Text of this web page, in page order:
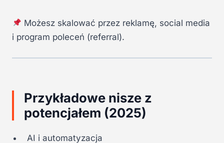
Możesz skalować przez reklamę, social media
i program poleceń (referral).
Przykładowe nisze z
potencjałem (2025)
AI i automatyzacja